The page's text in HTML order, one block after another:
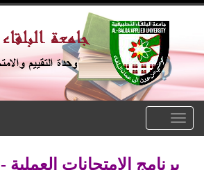
navigation
برنامج الامتحانات العملية -